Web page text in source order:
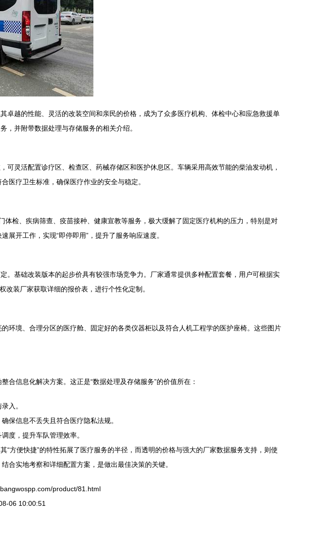
越的性能、灵活的改装空间和亲民的价格，成为了众多医疗机构、体检中心和应急救援单
，并附带数据处理与存储服务的相关介绍。
灵活配置诊疗区、检查区、药械存储区和医护休息区。车辆采用高效节能的柴油发动机，
医疗卫生标准，确保医疗作业的安全与稳定。
检、疾病筛查、疫苗接种、健康宣教等服务，极大缓解了固定医疗机构的压力，特别是对
开工作，实现“即停即用”，提升了服务响应速度。
。基础改装版本的起步价具有较强市场竞争力。厂家通常提供多种配置套餐，用户可根据实
装厂家获取详细的报价表，进行个性化定制。
环境、合理分区的医疗舱、固定好的各类仪器柜以及符合人机工程学的医护座椅。这些图片
信息化解决方案。这正是“数据处理及存储服务”的价值所在：
入。
保信息不丢失且符合医疗隐私法规。
度，提升车队管理效率。
方便快捷”的特性拓展了医疗服务的半径，而透明的价格与强大的厂家数据服务支持，则使
合实地考察和详细配置方案，是做出最佳决策的关键。
product/81.html
06 10:00:51